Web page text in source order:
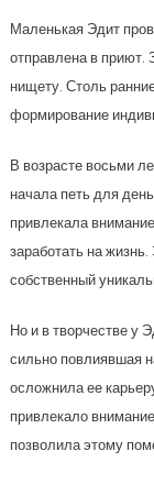
Маленькая Эдит
отправлена в приют.
нищету. Столь
формирование
В возрасте восьми
начала петь для
привлекала
заработать на
собственный
Но и в творчестве у
сильно повлиявшая
осложнила ее
привлекало
позволила этому